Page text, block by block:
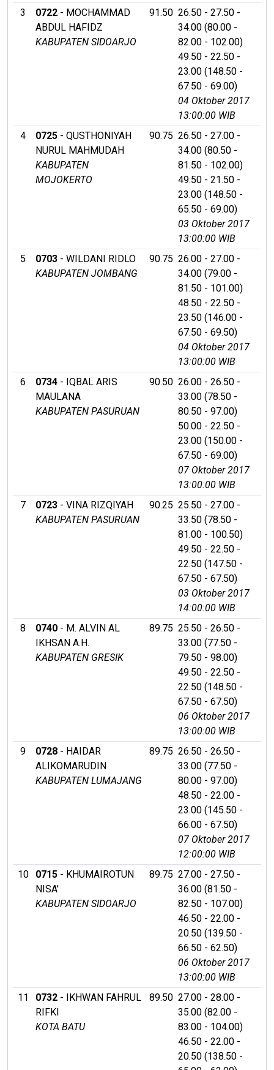
3
0722 - MOCHAMMAD
ABDUL HAFIDZ
KABUPATEN SIDOARJO
91.50 26.50 - 27.50 -
34.00 (80.00 -
82.00 - 102.00)
49.50 - 22.50 -
23.00 (148.50 -
67.50 - 69.00)
04 Oktober 2017
13:00:00 WIB
4
0725 - QUSTHONIYAH
NURUL MAHMUDAH
KABUPATEN
MOJOKERTO
90.75 26.50 - 27.00 -
34.00 (80.50 -
81.50 - 102.00)
49.50 - 21.50 -
23.00 (148.50 -
65.50 - 69.00)
03 Oktober 2017
13:00:00 WIB
5
0703 - WILDANI RIDLO
KABUPATEN JOMBANG
90.75 26.00 - 27.00 -
34.00 (79.00 -
81.50 - 101.00)
48.50 - 22.50 -
23.50 (146.00 -
67.50 - 69.50)
04 Oktober 2017
13:00:00 WIB
6
0734 - IQBAL ARIS
MAULANA
KABUPATEN PASURUAN
90.50 26.00 - 26.50 -
33.00 (78.50 -
80.50 - 97.00)
50.00 - 22.50 -
23.00 (150.00 -
67.50 - 69.00)
07 Oktober 2017
13:00:00 WIB
7
0723 - VINA RIZQIYAH
KABUPATEN PASURUAN
90.25 25.50 - 27.00 -
33.50 (78.50 -
81.00 - 100.50)
49.50 - 22.50 -
22.50 (147.50 -
67.50 - 67.50)
03 Oktober 2017
14:00:00 WIB
8
0740 - M. ALVIN AL
IKHSAN A.H.
KABUPATEN GRESIK
89.75 25.50 - 26.50 -
33.00 (77.50 -
79.50 - 98.00)
49.50 - 22.50 -
22.50 (148.50 -
67.50 - 67.50)
06 Oktober 2017
13:00:00 WIB
9
0728 - HAIDAR
ALIKOMARUDIN
KABUPATEN LUMAJANG
89.75 26.50 - 26.50 -
33.00 (77.50 -
80.00 - 97.00)
48.50 - 22.00 -
23.00 (145.50 -
66.00 - 67.50)
07 Oktober 2017
12:00:00 WIB
10
0715 - KHUMAIROTUN
NISA'
KABUPATEN SIDOARJO
89.75 27.00 - 27.50 -
36.00 (81.50 -
82.50 - 107.00)
46.50 - 22.00 -
20.50 (139.50 -
66.50 - 62.50)
06 Oktober 2017
13:00:00 WIB
11
0732 - IKHWAN FAHRUL
RIFKI
KOTA BATU
89.50 27.00 - 28.00 -
35.00 (82.00 -
83.00 - 104.00)
46.50 - 22.00 -
20.50 (138.50 -